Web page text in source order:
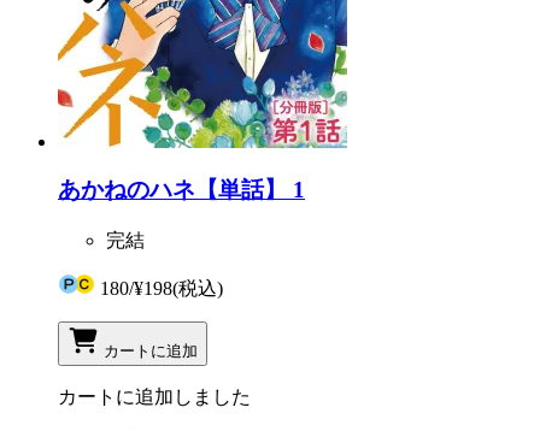
あかねのハネ【単話】 1
完結
180/¥198(税込)
カートに追加
カートに追加しました